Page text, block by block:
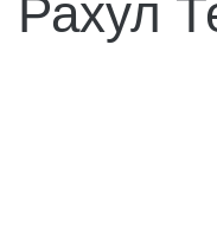
Рахул